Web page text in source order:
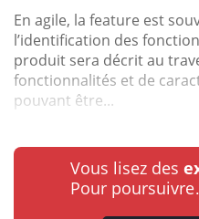
En agile, la feature est
l’identification des
produit sera décrit au
fonctionnalités et de
pouvant être...
Vous lisez des
Pour